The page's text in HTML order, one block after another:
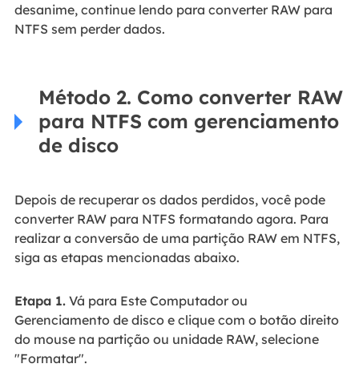
desanime, continue lendo para converter RAW para
NTFS sem perder dados.
Método 2. Como converter RAW
para NTFS com gerenciamento
de disco
Depois de recuperar os dados perdidos, você pode
converter RAW para NTFS formatando agora. Para
realizar a conversão de uma partição RAW em NTFS,
siga as etapas mencionadas abaixo.
Etapa 1.Vá para Este Computador ou
Gerenciamento de disco e clique com o botão direito
do mouse na partição ou unidade RAW, selecione
"Formatar".